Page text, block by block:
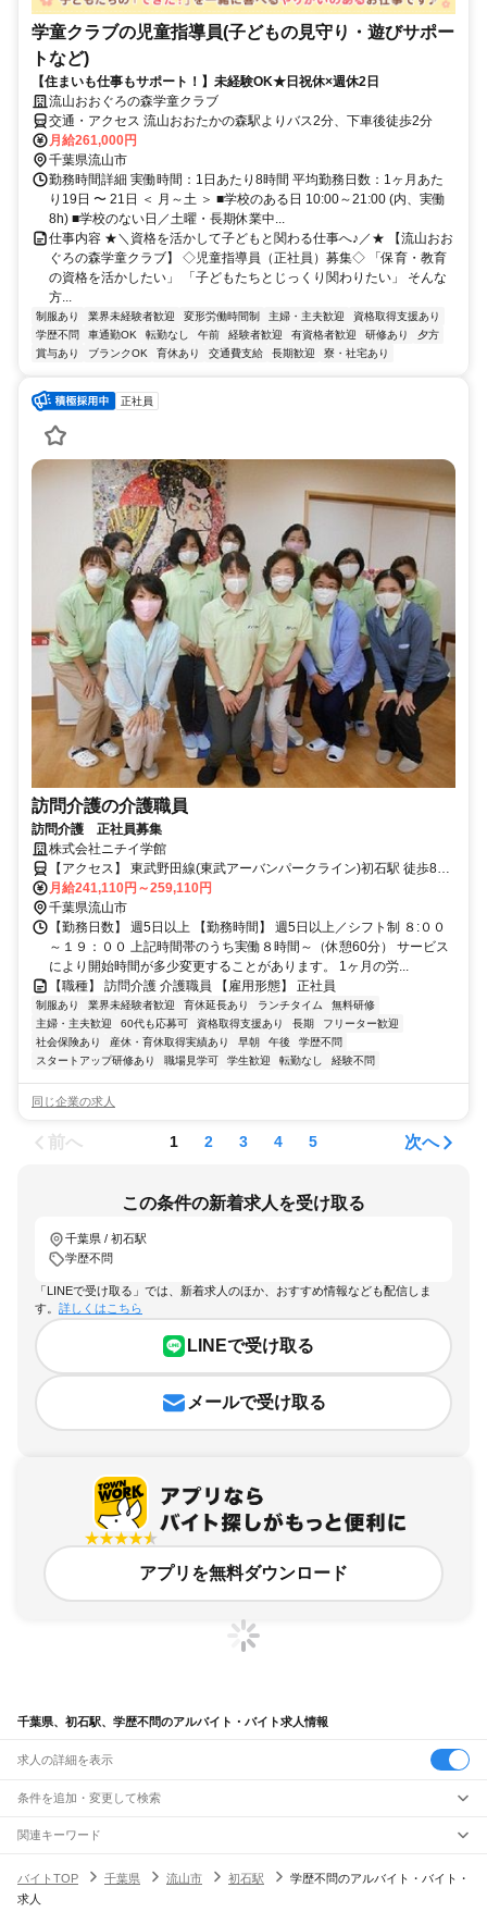
学童クラブの児童指導員(子どもの見守り・遊びサポー
トなど)
【住まいも仕事もサポート！】未経験OK★日祝休×週休2日
流山おおぐろの森学童クラブ
交通・アクセス 流山おおたかの森駅よりバス2分、下車後徒歩2分
月給261,000円
千葉県流山市
勤務時間詳細 実働時間：1日あたり8時間 平均勤務日数：1ヶ月あた
り19日 〜 21日 ＜ 月～土 ＞ ■学校のある日 10:00～21:00 (内、実働
8h) ■学校のない日／土曜・長期休業中...
仕事内容 ★＼資格を活かして子どもと関わる仕事へ♪／★ 【流山おお
ぐろの森学童クラブ】 ◇児童指導員（正社員）募集◇ 「保育・教育
の資格を活かしたい」 「子どもたちとじっくり関わりたい」 そんな
方...
制服あり 業界未経験者歓迎 変形労働時間制 主婦・主夫歓迎
資格取得支援あり
学歴不問
車通勤OK 転勤なし 午前 経験者歓迎 有資格者歓迎 研修あり
夕方
賞与あり
ブランクOK 育休あり 交通費支給 長期歓迎 寮・社宅あり
正社員
訪問介護の介護職員
訪問介護 正社員募集
株式会社ニチイ学館
【アクセス】 東武野田線(東武アーバンパークライン)初石駅 徒歩8分
■住 所 千葉県 流山市 東初石四丁目187番地19 ■アクセス 東武野田線
(東武アーバンパークライン)初石駅 徒歩8分
月給241,110円～259,110円
千葉県流山市
【勤務日数】 週5日以上 【勤務時間】 週5日以上／シフト制 ８:００
～１９：００ 上記時間帯のうち実働８時間～（休憩60分） サービス
により開始時間が多少変更することがあります。 1ヶ月の労...
【職種】 訪問介護 介護職員 【雇用形態】 正社員
制服あり 業界未経験者歓迎 育休延長あり ランチタイム
無料研修
主婦・主夫歓迎
60代も応募可 資格取得支援あり 長期
フリーター歓迎
社会保険あり
産休・育休取得実績あり 早朝 午後
学歴不問
スタートアップ研修あり
職場見学可 学生歓迎 転勤なし 経験不問
同じ企業の求人
前へ 1 2 3 4 5 次へ
この条件の新着求人を受け取る
千葉県 / 初石駅
学歴不問
「LINEで受け取る」では、新着求人のほか、おすすめ情報なども配信しま
す。 詳しくはこちら
LINEで受け取る
メールで受け取る
アプリを無料ダウンロード
千葉県、初石駅、学歴不問のアルバイト・バイト求人情報
求人の詳細を表示
条件を追加・変更して検索
市区町村を追加・変更
千葉県すべて
駅を追加・変更
職種を追加・変更
関連キーワード
バイトTOP
千葉県 流山市 初石駅
学歴不問のアルバイト・バイト・
求人